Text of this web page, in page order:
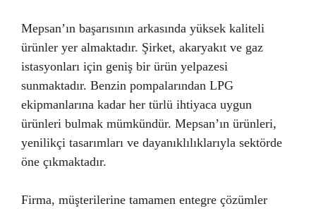
Mepsan’ın başarısının arkasında yüksek kaliteli
ürünler yer almaktadır. Şirket, akaryakıt ve gaz
istasyonları için geniş bir ürün yelpazesi
sunmaktadır. Benzin pompalarından LPG
ekipmanlarına kadar her türlü ihtiyaca uygun
ürünleri bulmak mümkündür. Mepsan’ın ürünleri,
yenilikçi tasarımları ve dayanıklılıklarıyla sektörde
öne çıkmaktadır.
Firma, müşterilerine tamamen entegre çözümler